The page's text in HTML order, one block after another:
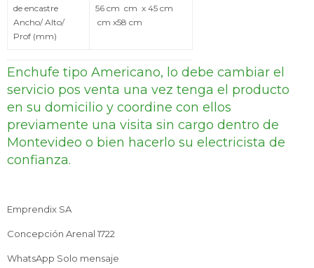
de encastre
Ancho/ Alto/
Prof (mm)
56 cm cm x 45 cm
cm x58 cm
Enchufe tipo Americano, lo debe cambiar el
servicio pos venta una vez tenga el producto
en su domicilio y coordine con ellos
previamente una visita sin cargo dentro de
Montevideo o bien hacerlo su electricista de
confianza.
Emprendix SA
Concepción Arenal 1722
WhatsApp Solo mensaje